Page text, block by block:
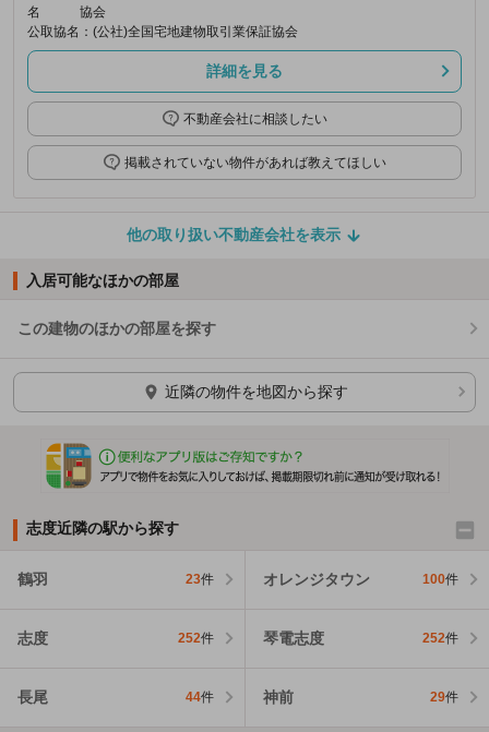
名
協会
公取協名 ：(公社)全国宅地建物取引業保証協会
詳細を見る
不動産会社に相談したい
掲載されていない物件があれば教えてほしい
他の取り扱い不動産会社を表示
入居可能なほかの部屋
この建物のほかの部屋を探す
ほかの部屋を検索中…
近隣の物件を地図から探す
志度近隣の駅から探す
鶴羽 23件 オレンジタウン 100件
志度 252件 琴電志度 252件
長尾 44件 神前 29件